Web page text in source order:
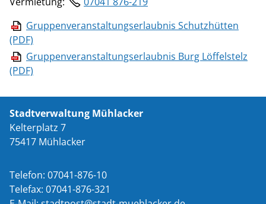
Gruppenveranstaltungserlaubnis Schutzhütten
(PDF)
Gruppenveranstaltungserlaubnis Burg Löffelstelz
(PDF)
Stadtverwaltung Mühlacker
Kelterplatz 7
75417 Mühlacker
Telefon: 07041-876-10
Telefax: 07041-876-321